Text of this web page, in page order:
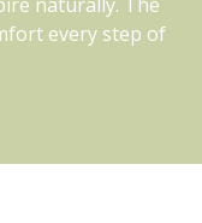
every step of